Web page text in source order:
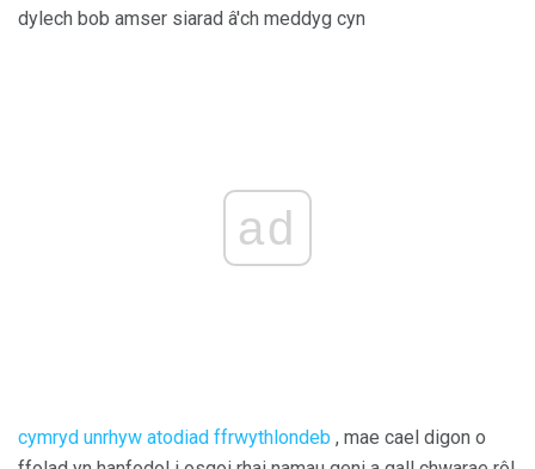
dylech bob amser siarad â'ch meddyg cyn
ad
cymryd unrhyw atodiad ffrwythlondeb , mae cael digon o